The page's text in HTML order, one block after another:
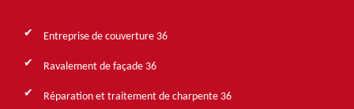
Entreprise de couverture 36
Ravalement de façade 36
Réparation et traitement de charpente 36